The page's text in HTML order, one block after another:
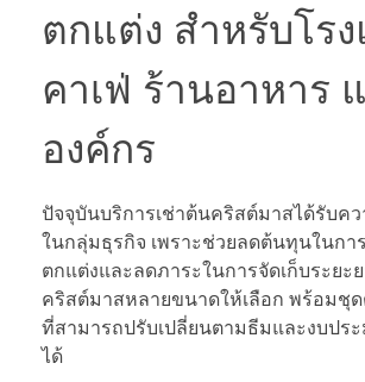
ตกแต่ง สำหรับโร
คาเฟ่ ร้านอาหาร
องค์กร
ปัจจุบันบริการเช่าต้นคริสต์มาสได้รับค
ในกลุ่มธุรกิจ เพราะช่วยลดต้นทุนในก
ตกแต่งและลดภาระในการจัดเก็บระย
คริสต์มาสหลายขนาดให้เลือก พร้อมชุ
ที่สามารถปรับเปลี่ยนตามธีมและงบปร
ได้